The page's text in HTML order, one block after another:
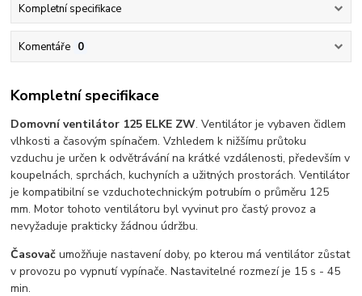
Kompletní specifikace
Komentáře 0
Kompletní specifikace
Domovní ventilátor 125 ELKE ZW. Ventilátor je vybaven čidlem
vlhkosti a časovým spínačem. Vzhledem k nižšímu průtoku
vzduchu je určen k odvětrávání na krátké vzdálenosti, především v
koupelnách, sprchách, kuchyních a užitných prostorách. Ventilátor
je kompatibilní se vzduchotechnickým potrubím o průměru 125
mm. Motor tohoto ventilátoru byl vyvinut pro častý provoz a
nevyžaduje prakticky žádnou údržbu.
Časovač umožňuje nastavení doby, po kterou má ventilátor zůstat
v provozu po vypnutí vypínače. Nastavitelné rozmezí je 15 s - 45
min.